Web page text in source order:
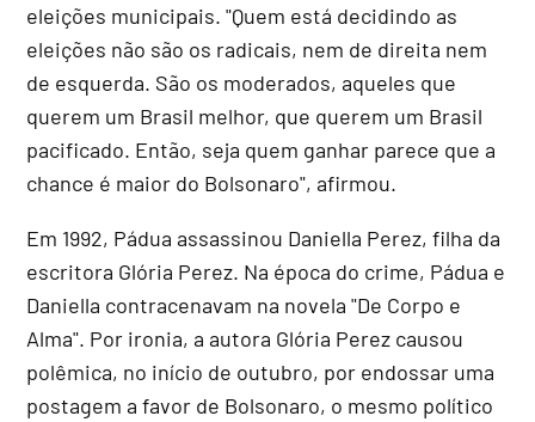
eleições municipais. "Quem está decidindo as
eleições não são os radicais, nem de direita nem
de esquerda. São os moderados, aqueles que
querem um Brasil melhor, que querem um Brasil
pacificado. Então, seja quem ganhar parece que a
chance é maior do Bolsonaro", afirmou.
Em 1992, Pádua assassinou Daniella Perez, filha da
escritora Glória Perez. Na época do crime, Pádua e
Daniella contracenavam na novela "De Corpo e
Alma". Por ironia, a autora Glória Perez causou
polêmica, no início de outubro, por endossar uma
postagem a favor de Bolsonaro, o mesmo político